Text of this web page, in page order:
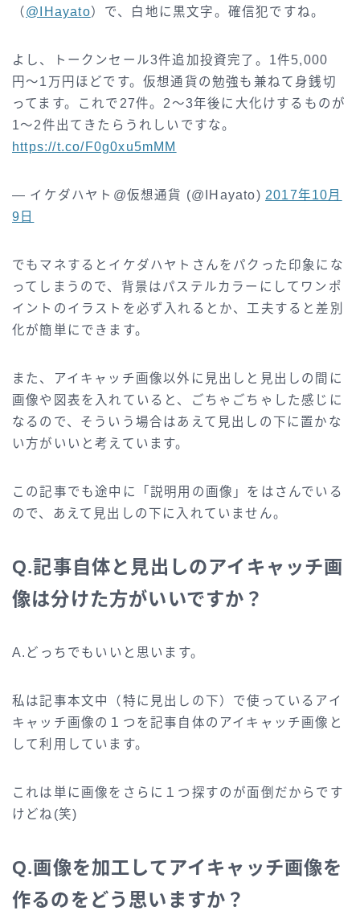
（ @IHayato）で、白地に黒文字。確信犯ですね。
よし、トークンセール3件追加投資完了。1件5,000
円〜1万円ほどです。仮想通貨の勉強も兼ねて身銭切
ってます。これで27件。2〜3年後に大化けするものが
1〜2件出てきたらうれしいですな。
https://t.co/F0g0xu5mMM
— イケダハヤト@仮想通貨 (@IHayato) 2017年10月
9日
でもマネするとイケダハヤトさんをパクった印象にな
ってしまうので、背景はパステルカラーにしてワンポ
イントのイラストを必ず入れるとか、工夫すると差別
化が簡単にできます。
また、アイキャッチ画像以外に見出しと見出しの間に
画像や図表を入れていると、ごちゃごちゃした感じに
なるので、そういう場合はあえて見出しの下に置かな
い方がいいと考えています。
この記事でも途中に「説明用の画像」をはさんでいる
ので、あえて見出しの下に入れていません。
Q.記事自体と見出しのアイキャッチ画
像は分けた方がいいですか？
A.どっちでもいいと思います。
私は記事本文中（特に見出しの下）で使っているアイ
キャッチ画像の１つを記事自体のアイキャッチ画像と
して利用しています。
これは単に画像をさらに１つ探すのが面倒だからです
けどね(笑)
Q.画像を加工してアイキャッチ画像を
作るのをどう思いますか？